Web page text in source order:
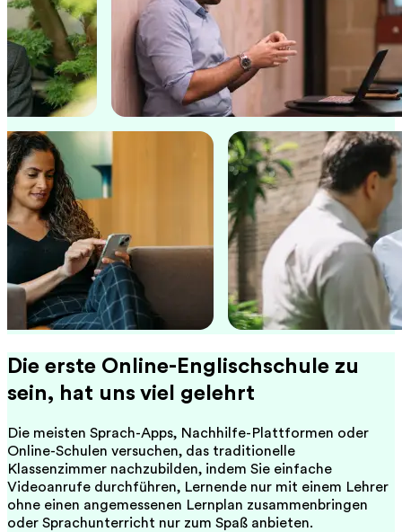
Die erste Online-Englischschule zu
sein, hat uns viel gelehrt
Die meisten Sprach-Apps, Nachhilfe-Plattformen oder
Online-Schulen versuchen, das traditionelle
Klassenzimmer nachzubilden, indem Sie einfache
Videoanrufe durchführen, Lernende nur mit einem Lehrer
ohne einen angemessenen Lernplan zusammenbringen
oder Sprachunterricht nur zum Spaß anbieten.